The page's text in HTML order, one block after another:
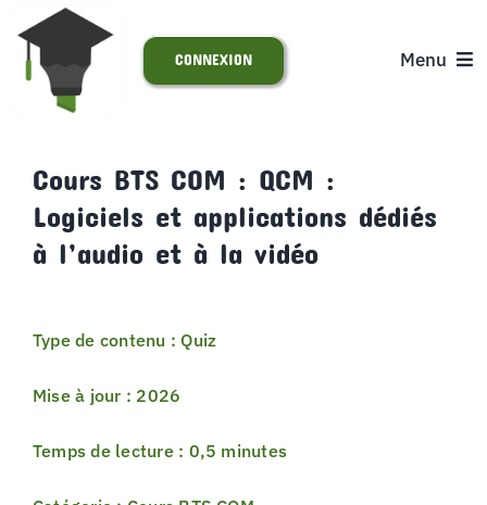
Passer
contenu
Menu
S’INSCRIRE
SUPPORT
CONNEXION
Cours BTS COM : QCM :
Logiciels et applications dédiés
à l’audio et à la vidéo
Type de contenu : Quiz
Mise à jour : 2026
Temps de lecture : 0,5 minutes